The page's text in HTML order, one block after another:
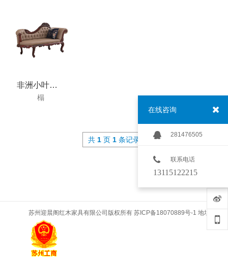
非洲小叶紫檀贵妃榻
榻
共 1页 1条记录
苏州迎晨阁红木家具有限公司版权所有 苏ICP备18070889号-1 地址:江苏
在线咨询
281476505
联系电话
13115122215